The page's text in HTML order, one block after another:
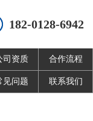
182-0128-6942
司资质 合作流程
见问题 联系我们